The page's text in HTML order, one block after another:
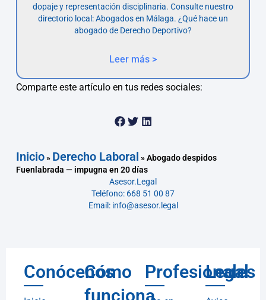
dopaje y representación disciplinaria. Consulte nuestro
directorio local: Abogados en Málaga. ¿Qué hace un
abogado de Derecho Deportivo?
Leer más >
Comparte este artículo en tus redes sociales:
Inicio» Derecho Laboral »Abogado despidos
Fuenlabrada — impugna en 20 días
Asesor.Legal
Teléfono: 668 51 00 87
Email: info@asesor.legal
Conócenos
Cómo
funciona
Profesionales
Legal